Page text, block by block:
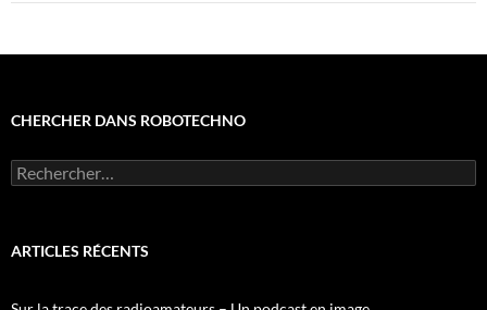
CHERCHER DANS ROBOTECHNO
Rechercher :
ARTICLES RÉCENTS